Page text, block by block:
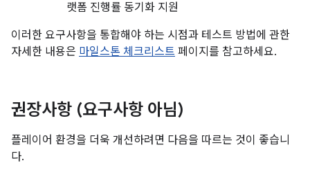
랫폼 진행률 동기화 지원
이러한 요구사항을 통합해야 하는 시점과 테스트 방법에 관한
자세한 내용은 마일스톤 체크리스트 페이지를 참고하세요.
권장사항 (요구사항 아님)
플레이어 환경을 더욱 개선하려면 다음을 따르는 것이 좋습니
다.